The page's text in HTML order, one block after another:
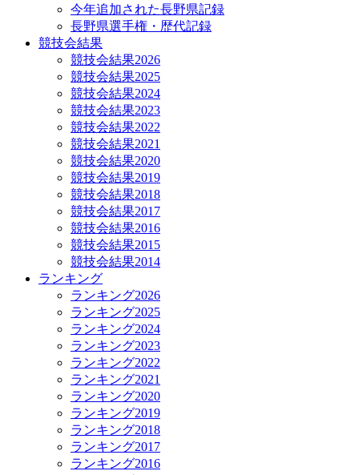
今年追加された長野県記録
長野県選手権・歴代記録
競技会結果
競技会結果2026
競技会結果2025
競技会結果2024
競技会結果2023
競技会結果2022
競技会結果2021
競技会結果2020
競技会結果2019
競技会結果2018
競技会結果2017
競技会結果2016
競技会結果2015
競技会結果2014
ランキング
ランキング2026
ランキング2025
ランキング2024
ランキング2023
ランキング2022
ランキング2021
ランキング2020
ランキング2019
ランキング2018
ランキング2017
ランキング2016